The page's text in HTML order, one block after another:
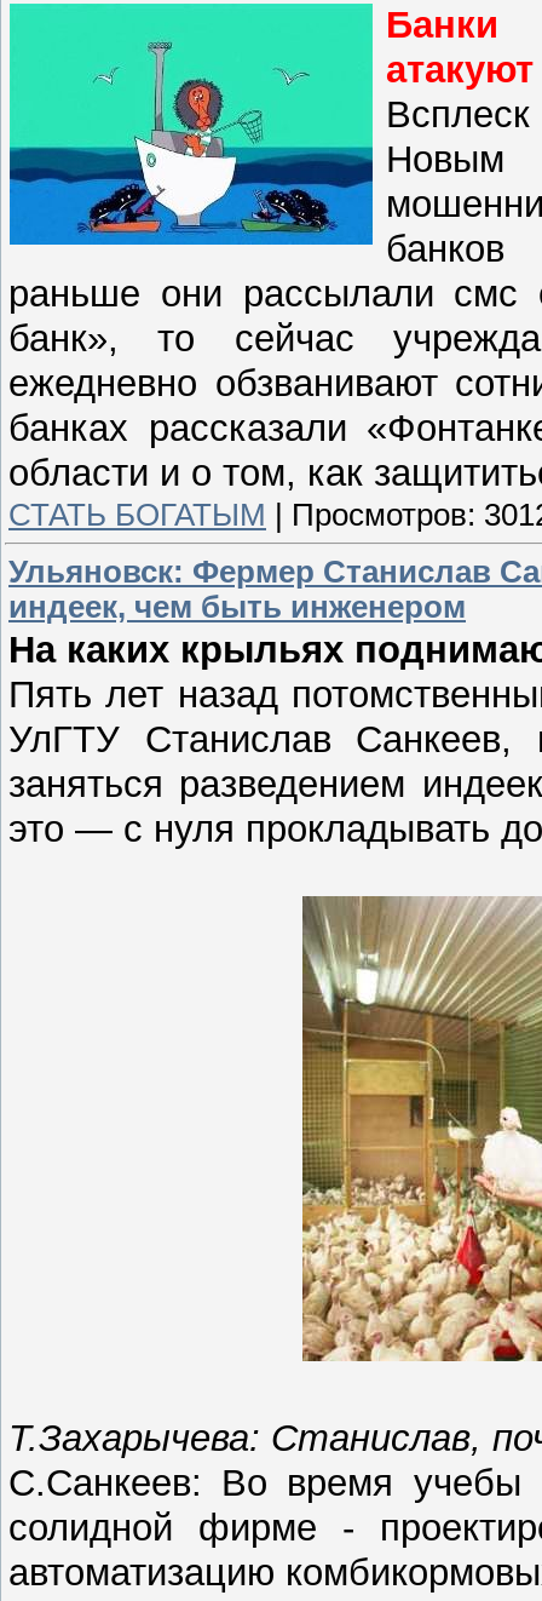
атакуют
Новым
банков
раньше они рассылали смс
банк», то сейчас
ежедневно обзванивают
банках рассказали
области и о том, как
СТАТЬ БОГАТЫМ | Просмотров:
Ульяновск: Фермер Станислав
индеек, чем быть инженером
На каких крыльях
Пять лет назад
УлГТУ Станислав
заняться разведением
это — с нуля прокладывать
Т.Захарычева: Станислав,
С.Санкеев: Во время учебы
солидной фирме -
автоматизацию